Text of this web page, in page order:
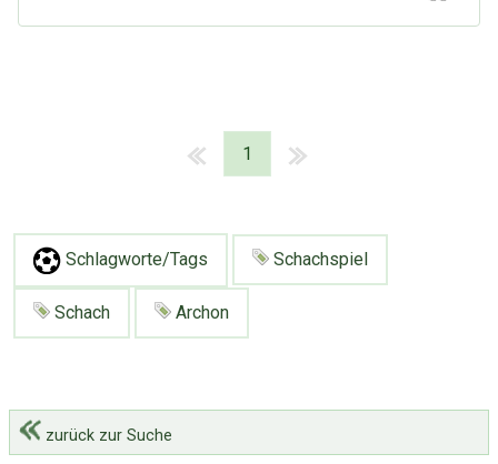
1
Schlagworte/Tags Schachspiel
Schach Archon
zurück zur Suche